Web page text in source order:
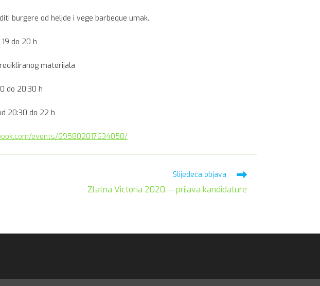
burgere od heljde i vege barbeque umak.
19 do 20 h
materijala
do 20:30 h
od 20:30 do 22 h
events/695802017634050/
Slijedeća objava
Zlatna Victoria 2020. – prijava kandidature